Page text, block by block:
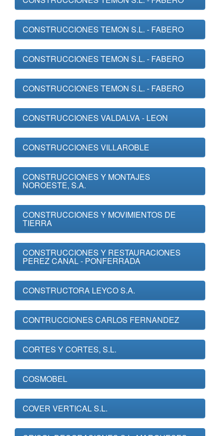
CONSTRUCCIONES TEMON S.L. - FABERO
CONSTRUCCIONES TEMON S.L. - FABERO
CONSTRUCCIONES TEMON S.L. - FABERO
CONSTRUCCIONES VALDALVA - LEON
CONSTRUCCIONES VILLAROBLE
CONSTRUCCIONES Y MONTAJES
NOROESTE, S.A.
CONSTRUCCIONES Y MOVIMIENTOS DE
TIERRA
CONSTRUCCIONES Y RESTAURACIONES
PEREZ CANAL - PONFERRADA
CONSTRUCTORA LEYCO S.A.
CONTRUCCIONES CARLOS FERNANDEZ
CORTES Y CORTES, S.L.
COSMOBEL
COVER VERTICAL S.L.